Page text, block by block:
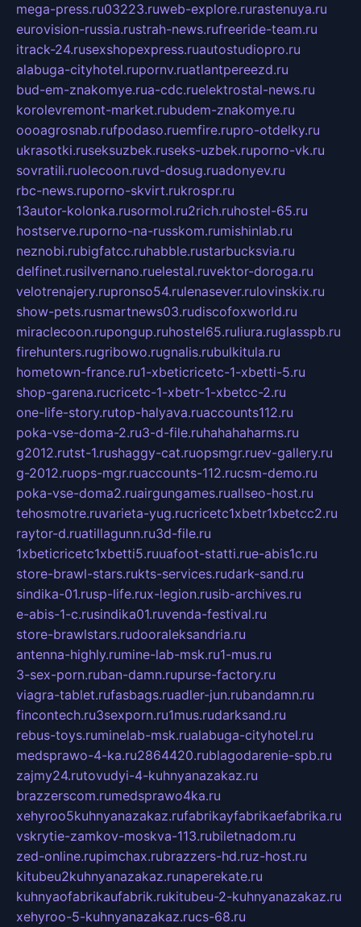
mega-press.ru03223.ruweb-explore.rurastenuya.ru
eurovision-russia.rustrah-news.rufreeride-team.ru
itrack-24.rusexshopexpress.ruautostudiopro.ru
alabuga-cityhotel.rupornv.ruatlantpereezd.ru
bud-em-znakomye.rua-cdc.ruelektrostal-news.ru
korolevremont-market.rubudem-znakomye.ru
oooagrosnab.rufpodaso.ruemfire.rupro-otdelky.ru
ukrasotki.ruseksuzbek.ruseks-uzbek.ruporno-vk.ru
sovratili.ruolecoon.ruvd-dosug.ruadonyev.ru
rbc-news.ruporno-skvirt.rukrospr.ru
13autor-kolonka.rusormol.ru2rich.ruhostel-65.ru
hostserve.ruporno-na-russkom.rumishinlab.ru
neznobi.rubigfatcc.ruhabble.rustarbucksvia.ru
delfinet.rusilvernano.ruelestal.ruvektor-doroga.ru
velotrenajery.rupronso54.rulenasever.rulovinskix.ru
show-pets.rusmartnews03.rudiscofoxworld.ru
miraclecoon.rupongup.ruhostel65.ruliura.ruglasspb.ru
firehunters.rugribowo.rugnalis.rubulkitula.ru
hometown-france.ru1-xbeticricetc-1-xbetti-5.ru
shop-garena.rucricetc-1-xbetr-1-xbetcc-2.ru
one-life-story.rutop-halyava.ruaccounts112.ru
poka-vse-doma-2.ru3-d-file.ruhahahaharms.ru
g2012.rutst-1.rushaggy-cat.ruopsmgr.ruev-gallery.ru
g-2012.ruops-mgr.ruaccounts-112.rucsm-demo.ru
poka-vse-doma2.ruairgungames.ruallseo-host.ru
tehosmotre.ruvarieta-yug.rucricetc1xbetr1xbetcc2.ru
raytor-d.ruatillagunn.ru3d-file.ru
1xbeticricetc1xbetti5.ruuafoot-statti.rue-abis1c.ru
store-brawl-stars.rukts-services.rudark-sand.ru
sindika-01.rusp-life.rux-legion.rusib-archives.ru
e-abis-1-c.rusindika01.ruvenda-festival.ru
store-brawlstars.rudooraleksandria.ru
antenna-highly.rumine-lab-msk.ru1-mus.ru
3-sex-porn.ruban-damn.rupurse-factory.ru
viagra-tablet.rufasbags.ruadler-jun.rubandamn.ru
fincontech.ru3sexporn.ru1mus.rudarksand.ru
rebus-toys.ruminelab-msk.rualabuga-cityhotel.ru
medsprawo-4-ka.ru2864420.rublagodarenie-spb.ru
zajmy24.rutovudyi-4-kuhnyanazakaz.ru
brazzerscom.rumedsprawo4ka.ru
xehyroo5kuhnyanazakaz.rufabrikayfabrikaefabrika.ru
vskrytie-zamkov-moskva-113.rubiletnadom.ru
zed-online.rupimchax.rubrazzers-hd.ruz-host.ru
kitubeu2kuhnyanazakaz.runaperekate.ru
kuhnyaofabrikaufabrik.rukitubeu-2-kuhnyanazakaz.ru
xehyroo-5-kuhnyanazakaz.rucs-68.ru